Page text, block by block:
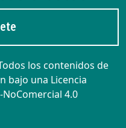
los contenidos de
bajo una Licencia
4.0